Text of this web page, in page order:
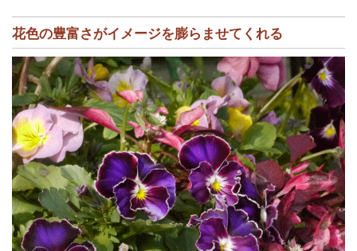
花色の豊富さがイメージを膨らませてくれる